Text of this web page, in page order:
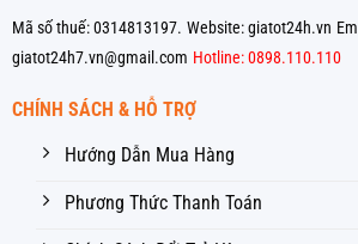
Mã số thuế: 0314813197. Website: giatot24h.vn
giatot24h7.vn@gmail.com Hotline: 0898.110.110
CHÍNH SÁCH & HỖ TRỢ
Hướng Dẫn Mua Hàng
Phương Thức Thanh Toán